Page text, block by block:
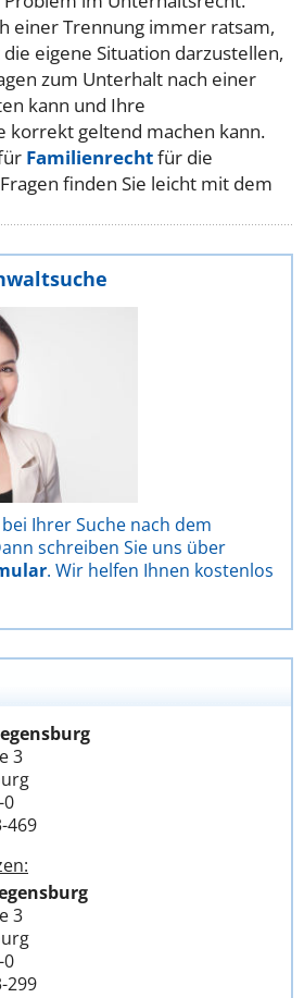
einer Trennung immer ratsam,
eigene Situation darzustellen,
zum Unterhalt nach einer
kann und Ihre
korrekt geltend machen kann.
Familienrechtfür die
finden Sie leicht mit dem
Ihrer Suche nach dem
schreiben Sie uns über
. Wir helfen Ihnen kostenlos
3
0
469
3
0
299